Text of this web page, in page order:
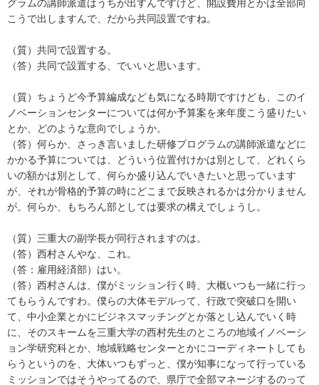
グラムの講師派遣はうちが出すんですけど、開設費用とかは全部向
こうで出しますんで、だから共同設置ですね。
（質）共同で設置する。
（答）共同で設置する、でいいと思います。
（質）ちょうど今予算編成なども気になる時期ですけども、このイ
ノベーションセンターについては何か予算案を来年度こう盛りたい
とか、どのような意向でしょうか。
（答）何らか、さっき言いました研修プログラムの講師派遣などに
かかる予算については、どういう位置付けかは別として、どれくら
いの額かは別として、何らか盛り込んでいきたいと思っています
が、それが骨格的予算の時にどこまで反映されるかは分かりません
が。何らか、もちろん部としては要求の構えでしょうし。
（質）三重大の副学長が同行されますのは。
（答）西村さんやな、これ。
（答：雇用経済部）はい。
（答）西村さんは、僕がミッション行く時、大概いつも一緒に行っ
てもらうんですわ。僕らの大体モデルって、行政で突破口を開い
て、中小企業とかにビジネスマッチングとか落とし込んでいく時
に、そのスキームを三重大学の西村先生のところの地域イノベーシ
ョン学研究科とか、地域戦略センターとかにコーディネートしても
らうというのを、大体いつもずっと、僕が知事になって行っている
ミッションではそうやってるので、県庁で全部マネージするのって